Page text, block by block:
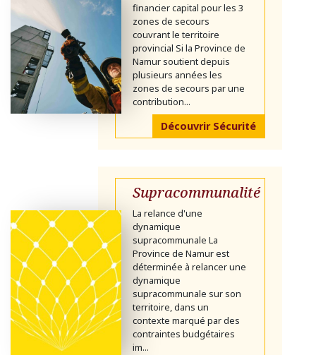
financier capital pour les 3
zones de secours
couvrant le territoire
provincial Si la Province de
Namur soutient depuis
plusieurs années les
zones de secours par une
contribution...
Découvrir Sécurité
Supracommunalité
La relance d'une
dynamique
supracommunale La
Province de Namur est
déterminée à relancer une
dynamique
supracommunale sur son
territoire, dans un
contexte marqué par des
contraintes budgétaires
im...